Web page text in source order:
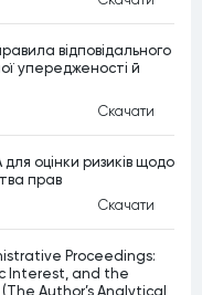
відповідального
упередженості й
Скачати
для оцінки ризиків щодо
прав
Скачати
Proceedings:
Interest, and the
Author’s Analytical